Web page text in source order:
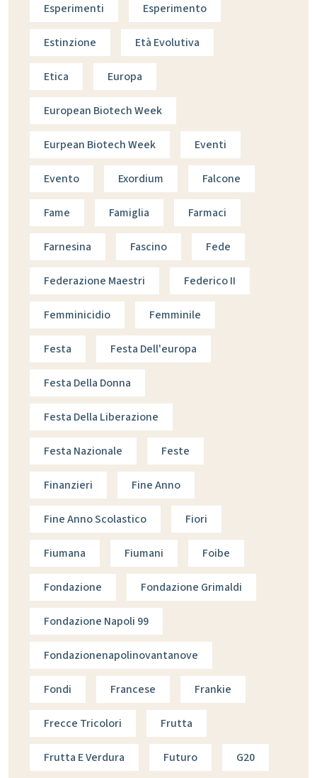
Esperimenti Esperimento
Estinzione Età Evolutiva
Etica Europa
European Biotech Week
Eurpean Biotech Week Eventi
Evento Exordium Falcone
Fame Famiglia Farmaci
Farnesina Fascino Fede
Federazione Maestri Federico II
Femminicidio Femminile
Festa Festa Dell'europa
Festa Della Donna
Festa Della Liberazione
Festa Nazionale Feste
Finanzieri Fine Anno
Fine Anno Scolastico Fiori
Fiumana Fiumani Foibe
Fondazione Fondazione Grimaldi
Fondazione Napoli 99
Fondazionenapolinovantanove
Fondi Francese Frankie
Frecce Tricolori Frutta
Frutta E Verdura Futuro G20